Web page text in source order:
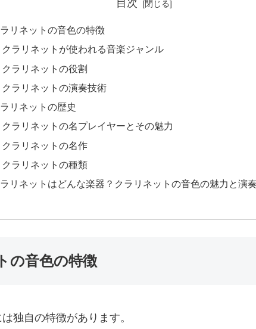
目次
リネットの音色の特徴
クラリネットが使われる音楽ジャンル
クラリネットの役割
クラリネットの演奏技術
リネットの歴史
クラリネットの名プレイヤーとその魅力
クラリネットの名作
クラリネットの種類
リネットはどんな楽器？クラリネットの音色の魅力と演
の音色の特徴
独自の特徴があります。